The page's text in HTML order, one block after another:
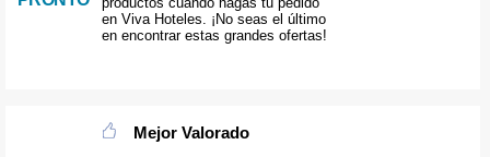
en Viva Hoteles. ¡No seas el último
en encontrar estas grandes ofertas!
Mejor Valorado